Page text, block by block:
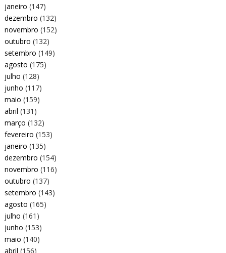
janeiro (147)
dezembro (132)
novembro (152)
outubro (132)
setembro (149)
agosto (175)
julho (128)
junho (117)
maio (159)
abril (131)
março (132)
fevereiro (153)
janeiro (135)
dezembro (154)
novembro (116)
outubro (137)
setembro (143)
agosto (165)
julho (161)
junho (153)
maio (140)
abril (156)